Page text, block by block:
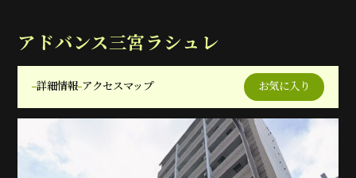
アドバンス三宮ラシュレ
詳細情報 アクセスマップ お気に入り